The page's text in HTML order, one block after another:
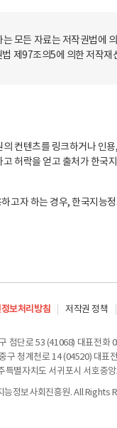
모든 자료는 저작권법에
제97조의5에 의한 저작
컨텐츠를 링크하거나 인
허락을 얻고 출처가 한국
고자 하는 경우, 한국지능
보처리방침 저작권 정책
첨단로 53 (41068) 대표전화
구 청계천로 14 (04520) 대표
특별자치도 서귀포시 서호중
정보사회진흥원. All Rights